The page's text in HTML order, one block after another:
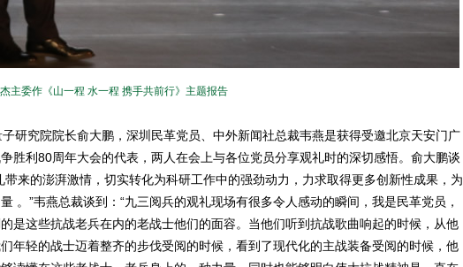
主委作《山一程 水一程 携手共前行》主题报告
研究院院长俞大鹏，深圳民革党员、中外新闻社总裁韦燕是获得受邀北京天安门广
胜利80周年大会的代表，两人在会上与各位党员分享观礼时的深切感悟。俞大鹏谈
来的澎湃激情，切实转化为科研工作中的强劲动力，力求取得更多创新性成果，为
。”韦燕总裁谈到：“九三阅兵的观礼现场有很多令人感动的瞬间，我是民革党员，
是这些抗战老兵在内的老战士他们的面容。当他们听到抗战歌曲响起的时候，从他
年轻的战士迈着整齐的步伐受阅的时候，看到了现代化的主战装备受阅的时候，他